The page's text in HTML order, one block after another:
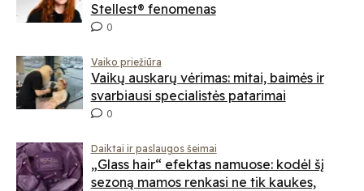
Stellest® fenomenas
0
Vaiko priežiūra
Vaikų auskarų vėrimas: mitai, baimės ir
svarbiausi specialistės patarimai
0
Daiktai ir paslaugos šeimai
„Glass hair“ efektas namuose: kodėl šį
sezoną mamos renkasi ne tik kaukes,